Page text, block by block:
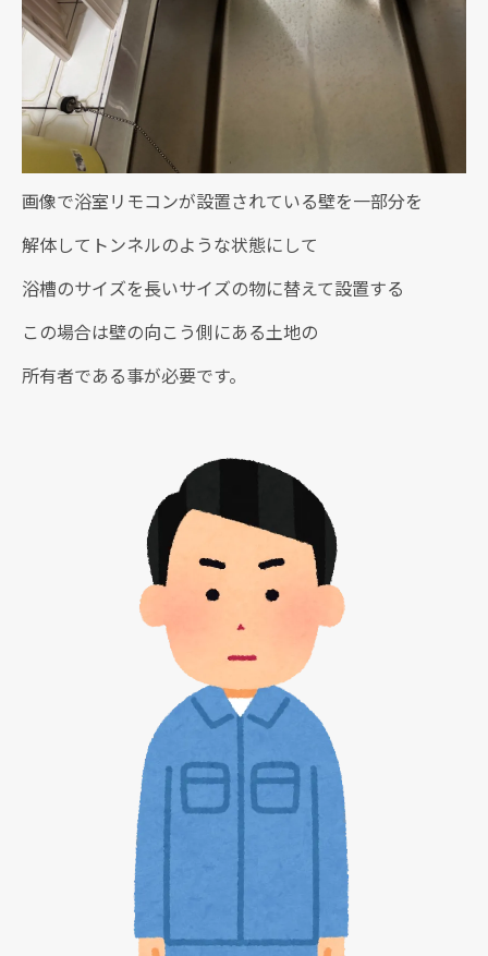
画像で浴室リモコンが設置されている壁を一部分を
解体してトンネルのような状態にして
浴槽のサイズを長いサイズの物に替えて設置する
この場合は壁の向こう側にある土地の
所有者である事が必要です。